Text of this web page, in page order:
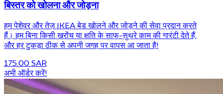
बिस्तर को खोलना और जोड़ना
हम पेशेवर और तेज़ IKEA बेड खोलने और जोड़ने की सेवा प्रदान करते
हैं। हम बिना किसी खरोंच या क्षति के साफ-सुथरे काम की गारंटी देते हैं,
और हर टुकड़ा ठीक से अपनी जगह पर वापस आ जाता है!
175.00 SAR
अभी ऑर्डर करें!